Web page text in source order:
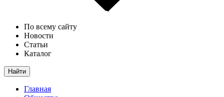
По всему сайту
Новости
Статьи
Каталог
Найти
Главная